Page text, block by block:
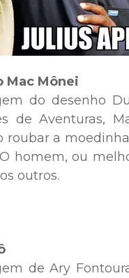
Mac Mônei
do desenho
de Aventuras,
roubar a
homem, ou
outros.
de Ary